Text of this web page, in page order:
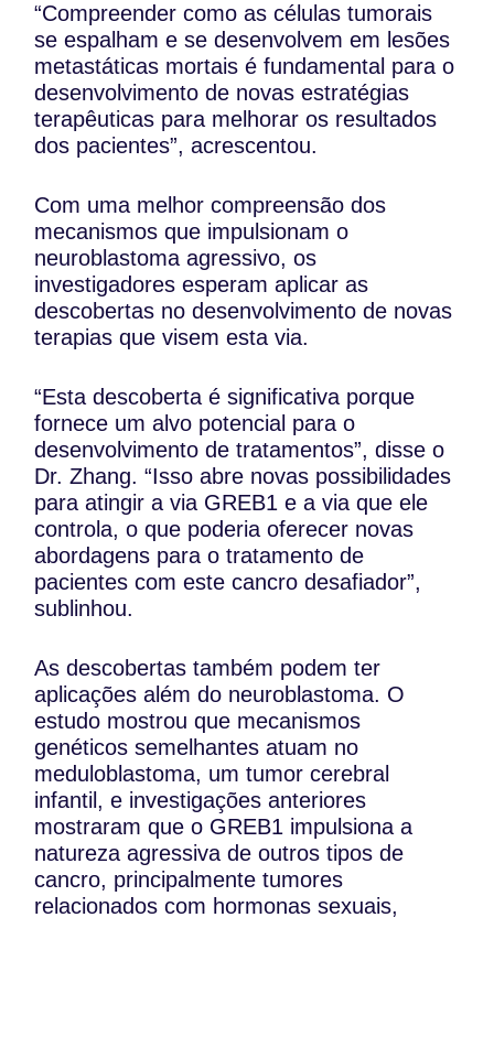
“Compreender como as células tumorais
se espalham e se desenvolvem em lesões
metastáticas mortais é fundamental para o
desenvolvimento de novas estratégias
terapêuticas para melhorar os resultados
dos pacientes”, acrescentou.
Com uma melhor compreensão dos
mecanismos que impulsionam o
neuroblastoma agressivo, os
investigadores esperam aplicar as
descobertas no desenvolvimento de novas
terapias que visem esta via.
“Esta descoberta é significativa porque
fornece um alvo potencial para o
desenvolvimento de tratamentos”, disse o
Dr. Zhang. “Isso abre novas possibilidades
para atingir a via GREB1 e a via que ele
controla, o que poderia oferecer novas
abordagens para o tratamento de
pacientes com este cancro desafiador”,
sublinhou.
As descobertas também podem ter
aplicações além do neuroblastoma. O
estudo mostrou que mecanismos
genéticos semelhantes atuam no
meduloblastoma, um tumor cerebral
infantil, e investigações anteriores
mostraram que o GREB1 impulsiona a
natureza agressiva de outros tipos de
cancro, principalmente tumores
relacionados com hormonas sexuais,